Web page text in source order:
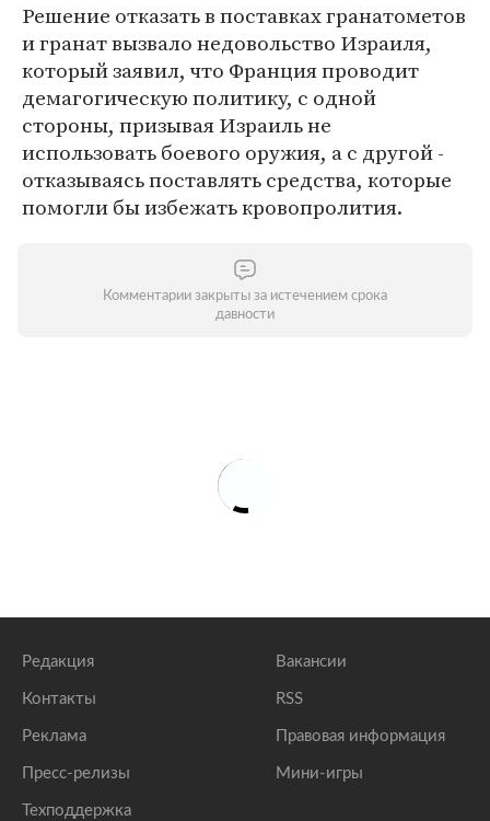
Решение отказать в поставках гранатометов
и гранат вызвало недовольство Израиля,
который заявил, что Франция проводит
демагогическую политику, с одной
стороны, призывая Израиль не
использовать боевого оружия, а с другой -
отказываясь поставлять средства, которые
помогли бы избежать кровопролития.
Комментарии закрыты за истечением срока
давности
Редакция
Контакты
Реклама
Пресс-релизы
Техподдержка
Вакансии
RSS
Правовая информация
Мини-игры